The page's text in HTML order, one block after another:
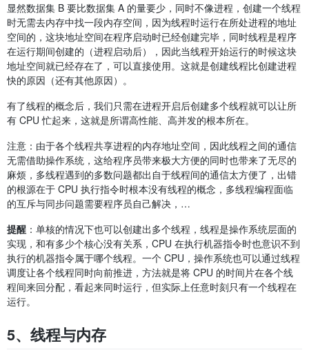
显然数据集 B 要比数据集 A 的量要少，同时不像进程，创建一个线程
时无需去内存中找一段内存空间，因为线程时运行在所处进程的地址
空间的，这块地址空间在程序启动时已经创建完毕，同时线程是程序
在运行期间创建的（进程启动后），因此当线程开始运行的时候这块
地址空间就已经存在了，可以直接使用。这就是创建线程比创建进程
快的原因（还有其他原因）。
有了线程的概念后，我们只需在进程开启后创建多个线程就可以让所
有 CPU 忙起来，这就是所谓高性能、高并发的根本所在。
注意：由于各个线程共享进程的内存地址空间，因此线程之间的通信
无需借助操作系统，这给程序员带来极大方便的同时也带来了无尽的
麻烦，多线程遇到的多数问题都出自于线程间的通信太方便了，出错
的根源在于 CPU 执行指令时根本没有线程的概念，多线程编程面临
的互斥与同步问题需要程序员自己解决，…
提醒 ：单核的情况下也可以创建出多个线程，线程是操作系统层面的
实现，和有多少个核心没有关系，CPU 在执行机器指令时也意识不到
执行的机器指令属于哪个线程。一个 CPU，操作系统也可以通过线程
调度让各个线程同时向前推进，方法就是将 CPU 的时间片在各个线
程间来回分配，看起来同时运行，但实际上任意时刻只有一个线程在
运行。
5、线程与内存